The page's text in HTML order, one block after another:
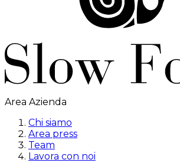
Area Azienda
Chi siamo
Area press
Team
Lavora con noi